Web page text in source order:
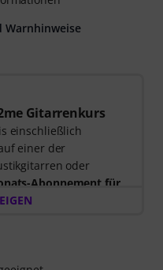
Gitarrenkurs
einschließlich
einer der
oder
Abonnement für
im Wert von EUR
endet nach Ablauf
Warnhinweise